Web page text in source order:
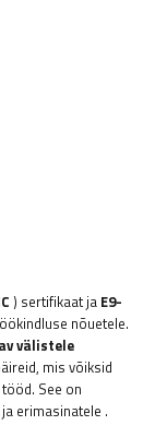
) sertifikaat ja E9-
nõuetele.
välistele
mis võiksid
See on
erimasinatele .